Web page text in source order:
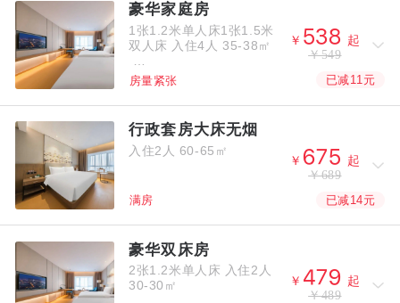
豪华家庭房
1张1.2米单人床1张1.5米
双人床 入住4人 35-38㎡ ￥ 
起
￥549
房量紧张 已减11元
行政套房大床无烟
入住2人 60-65㎡
￥  
起
￥689
满房 已减14元
豪华双床房
2张1.2米单人床 入住2人
30-30㎡
￥  
起
￥489